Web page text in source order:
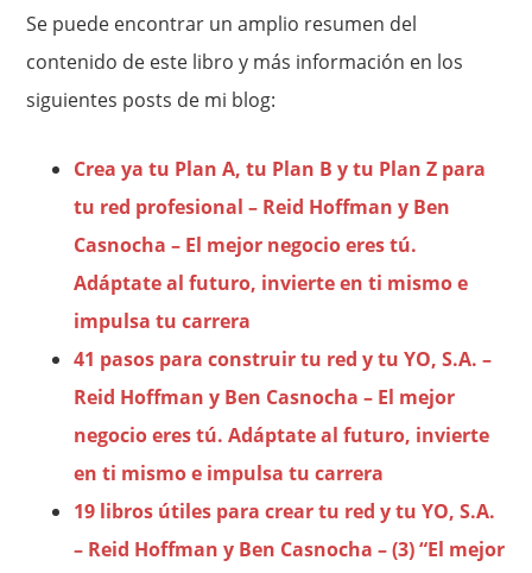
Se puede encontrar un amplio resumen del
contenido de este libro y más información en los
siguientes posts de mi blog:
Crea ya tu Plan A, tu Plan B y tu Plan Z para
tu red profesional – Reid Hoffman y Ben
Casnocha – El mejor negocio eres tú.
Adáptate al futuro, invierte en ti mismo e
impulsa tu carrera
41 pasos para construir tu red y tu YO, S.A. –
Reid Hoffman y Ben Casnocha – El mejor
negocio eres tú. Adáptate al futuro, invierte
en ti mismo e impulsa tu carrera
19 libros útiles para crear tu red y tu YO, S.A.
– Reid Hoffman y Ben Casnocha – (3) “El mejor